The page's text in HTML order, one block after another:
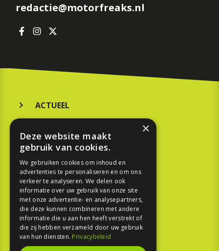
redactie@motorfreaks.nl
ACTUEEL
KOOPGIDS
TESTEN
SPORT
REPORTAGE
TOUREN
×
Deze website maakt
gebruik van cookies.
We gebruiken cookies om inhoud en
advertenties te personaliseren en om ons
verkeer te analyseren. We delen ook
informatie over uw gebruik van onze site
met onze advertentie- en analysepartners,
die deze kunnen combineren met andere
informatie die u aan hen heeft verstrekt of
die zij hebben verzameld door uw gebruik
van hun diensten. Privacybeleid